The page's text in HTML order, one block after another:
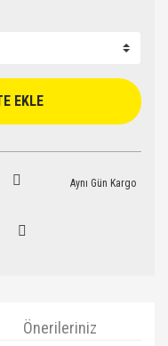
EKLE
Aynı Gün Kargo
Önerileriniz